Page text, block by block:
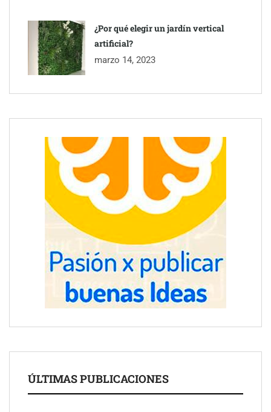
¿Por qué elegir un jardín vertical
artificial?
marzo 14, 2023
ÚLTIMAS PUBLICACIONES